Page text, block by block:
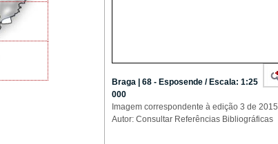
Braga | 68 - Esposende / Escala: 1:25
000
Imagem correspondente à edição 3 de 2015
Autor: Consultar Referências Bibliográficas